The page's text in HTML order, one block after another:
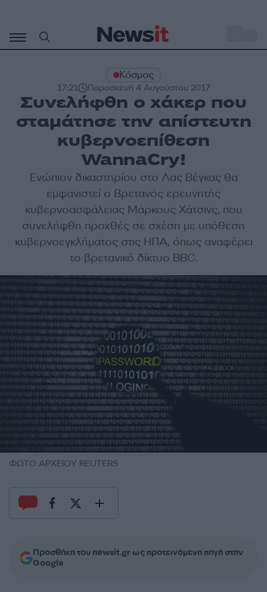
περιεχόμενο
Κόσμος
17:21 Παρασκευή 4 Αυγούστου 2017
Συνελήφθη ο χάκερ που
σταμάτησε την απίστευτη
κυβερνοεπίθεση
WannaCry!
Ενώπιον δικαστηρίου στο Λας Βέγκας θα
εμφανιστεί ο Βρετανός ερευνητής
κυβερνοασφάλειας Μάρκους Χάτσινς, που
συνελήφθη προχθές σε σχέση με υπόθεση
κυβερνοεγκλήματος στις ΗΠΑ, όπως αναφέρει
το βρετανικό δίκτυο BBC.
ΦΩΤΟ ΑΡΧΕΙΟΥ REUTERS
Προσθήκη του newsit.gr ως προτεινόμενη πηγή στην
Google